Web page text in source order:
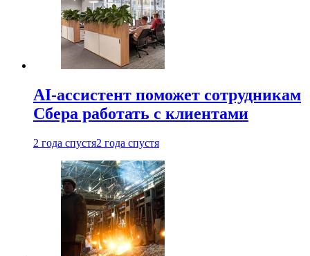
AI-ассистент поможет сотрудникам
Сбера работать с клиентами
2 года спустя2 года спустя